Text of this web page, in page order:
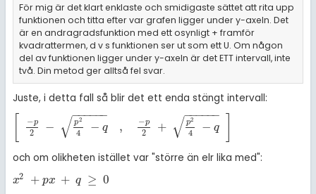
För mig är det klart enklaste och smidigaste sättet att rita upp
funktionen och titta efter var grafen ligger under y-axeln. Det
är en andragradsfunktion med ett osynligt + framför
kvadrattermen, d v s funktionen ser ut som ett U. Om någon
del av funktionen ligger under y-axeln är det ETT intervall, inte
två. Din metod ger alltså fel svar.
Juste, i detta fall så blir det ett enda stängt intervall:
−p
2 − p2
4 − q
− −
−−−−
√ , −p
2 + p2
4 − q
− −
−−−−
√
-p2 - p 24 -q , - 2 p24 -q ]
och om olikheten istället var "större än elr lika med":
x2 + px + q ≥ 0
x2 +px + q ≥ 0